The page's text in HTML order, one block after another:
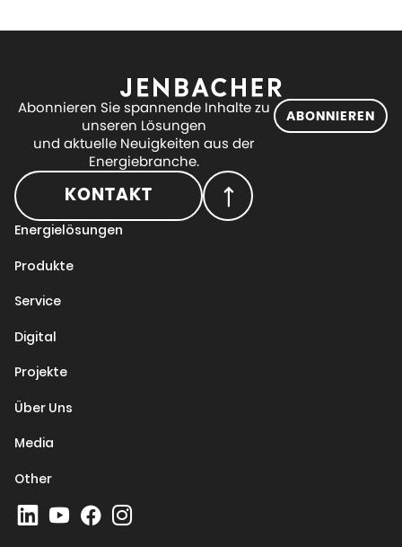
Abonnieren Sie spannende Inhalte zu
unseren Lösungen
und aktuelle Neuigkeiten aus der
Energiebranche.
ABONNIEREN
KONTAKT
Energielösungen
Produkte
Service
Digital
Projekte
Über Uns
Media
Other